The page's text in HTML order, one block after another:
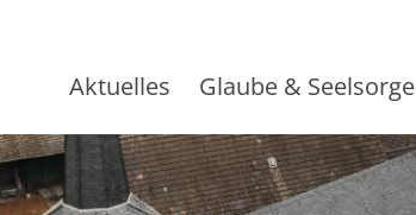
Aktuelles Glaube & Seelsorge